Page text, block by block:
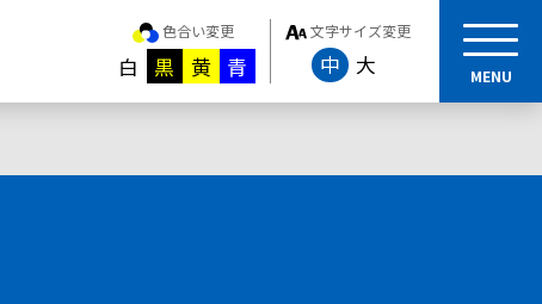
色合い変更
白 黒 黄 青
文字サイズ変更
中 大 MENU